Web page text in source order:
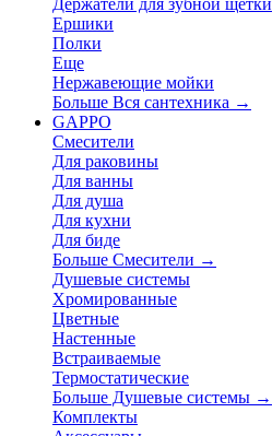
Держатели для зубной щетки
Ершики
Полки
Еще
Нержавеющие мойки
Больше Вся сантехника →
GAPPO
Смесители
Для раковины
Для ванны
Для душа
Для кухни
Для биде
Больше Смесители →
Душевые системы
Хромированные
Цветные
Настенные
Встраиваемые
Термостатические
Больше Душевые системы →
Комплекты